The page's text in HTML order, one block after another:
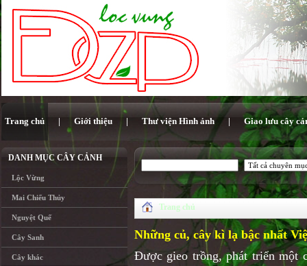
Trang chủ | Giới thiệu | Thư viện Hình ảnh | Giao lưu cây
DANH MỤC CÂY CẢNH
Lộc Vừng
Mai Chiếu Thủy
Nguyệt Quế
Cây Sanh
Cây khác
Trang chủ
Những củ, cây kì lạ bậc nhất
Được gieo trồng, phát triển một